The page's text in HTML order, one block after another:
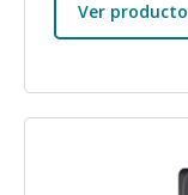
Ver producto
Imagen